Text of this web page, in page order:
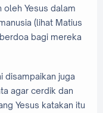
oleh Yesus dalam
(lihat Matius
bagi mereka
disampaikan juga
agar cerdik dan
Yesus katakan itu